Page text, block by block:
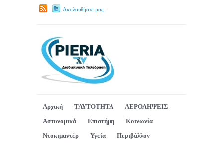
Ακολουθήστε μας.
Αρχική ΤΑΥΤΟΤΗΤΑ
ΑΕΡΟΛΗΨΕΙΣ
Αστυνομικά
Επιστήμη
Κοινωνία
Ντοκιμαντέρ
Υγεία
Περιβάλλον